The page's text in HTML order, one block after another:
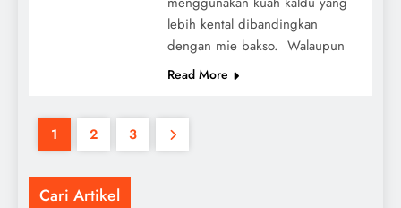
lebih kental dibandingkan
dengan mie bakso. Walaupun
Read More
1 2 3
Cari Artikel